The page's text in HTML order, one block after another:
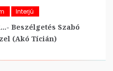
Interjú
Beszélgetés Szabó
(Akó Tícián)